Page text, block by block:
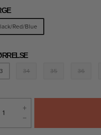
Red/Blue
34 35 36